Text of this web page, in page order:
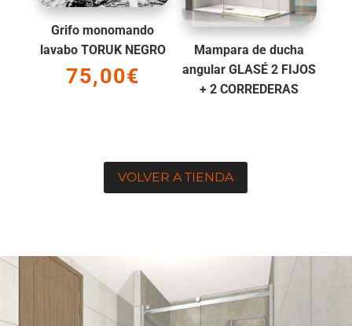
Grifo monomando
lavabo TORUK NEGRO
75,00€
Mampara de ducha
angular GLASÉ 2 FIJOS
+ 2 CORREDERAS
VOLVER A TIENDA